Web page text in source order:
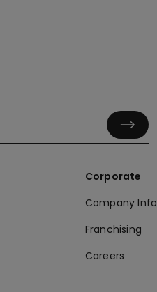
Corporate
Company Info
Franchising
Careers